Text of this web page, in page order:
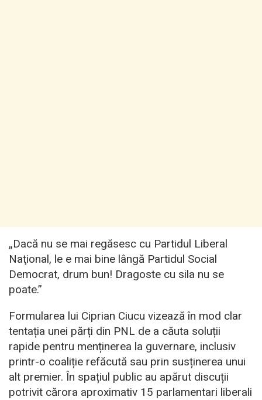
„Dacă nu se mai regăsesc cu Partidul Liberal
Naţional, le e mai bine lângă Partidul Social
Democrat, drum bun! Dragoste cu sila nu se
poate.”
Formularea lui Ciprian Ciucu vizează în mod clar
tentația unei părți din PNL de a căuta soluții
rapide pentru menținerea la guvernare, inclusiv
printr-o coaliție refăcută sau prin susținerea unui
alt premier. În spațiul public au apărut discuții
potrivit cărora aproximativ 15 parlamentari liberali